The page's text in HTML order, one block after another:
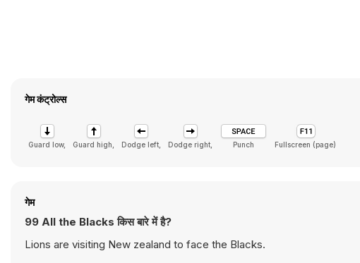
गेम कंट्रोल्स
Guard low, Guard high, Dodge left, Dodge right, Punch Fullscreen (page)
गेम
99 All the Blacks किस बारे में है?
Lions are visiting New zealand to face the Blacks.